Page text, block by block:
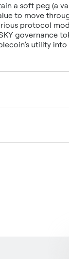
a soft peg (a
to move
protocol
governance
utility